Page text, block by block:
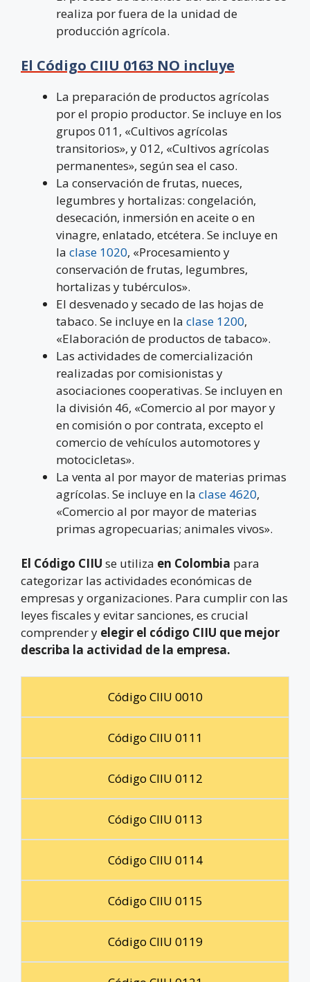
realiza por fuera de la unidad de
producción agrícola.
El Código CIIU 0163 NO incluye
La preparación de productos agrícolas
por el propio productor. Se incluye en los
grupos 011, «Cultivos agrícolas
transitorios», y 012, «Cultivos agrícolas
permanentes», según sea el caso.
La conservación de frutas, nueces,
legumbres y hortalizas: congelación,
desecación, inmersión en aceite o en
vinagre, enlatado, etcétera. Se incluye en
la clase 1020, «Procesamiento y
conservación de frutas, legumbres,
hortalizas y tubérculos».
El desvenado y secado de las hojas de
tabaco. Se incluye en la clase 1200,
«Elaboración de productos de tabaco».
Las actividades de comercialización
realizadas por comisionistas y
asociaciones cooperativas. Se incluyen en
la división 46, «Comercio al por mayor y
en comisión o por contrata, excepto el
comercio de vehículos automotores y
motocicletas».
La venta al por mayor de materias primas
agrícolas. Se incluye en la clase 4620,
«Comercio al por mayor de materias
primas agropecuarias; animales vivos».
El Código CIIU se utiliza en Colombia para
categorizar las actividades económicas de
empresas y organizaciones. Para cumplir con las
leyes fiscales y evitar sanciones, es crucial
comprender y elegir el código CIIU que mejor
describa la actividad de la empresa.
Código CIIU 0010
Código CIIU 0111
Código CIIU 0112
Código CIIU 0113
Código CIIU 0114
Código CIIU 0115
Código CIIU 0119